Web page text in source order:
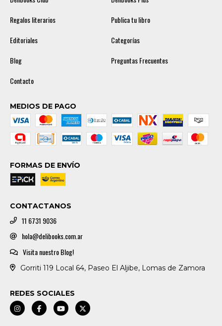
Regalos literarios
Publica tu libro
Editoriales
Categorías
Blog
Preguntas Frecuentes
Contacto
MEDIOS DE PAGO
FORMAS DE ENVÍO
CONTACTANOS
11 6731 9036
hola@delibooks.com.ar
Visita nuestro Blog!
Gorriti 119 Local 64, Paseo El Aljibe, Lomas de Zamora
REDES SOCIALES